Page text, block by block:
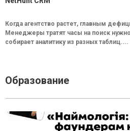
Когда агентство растет, главным
Менеджеры тратят часы на поиск
собирает аналитику из разных таблиц....
Образование